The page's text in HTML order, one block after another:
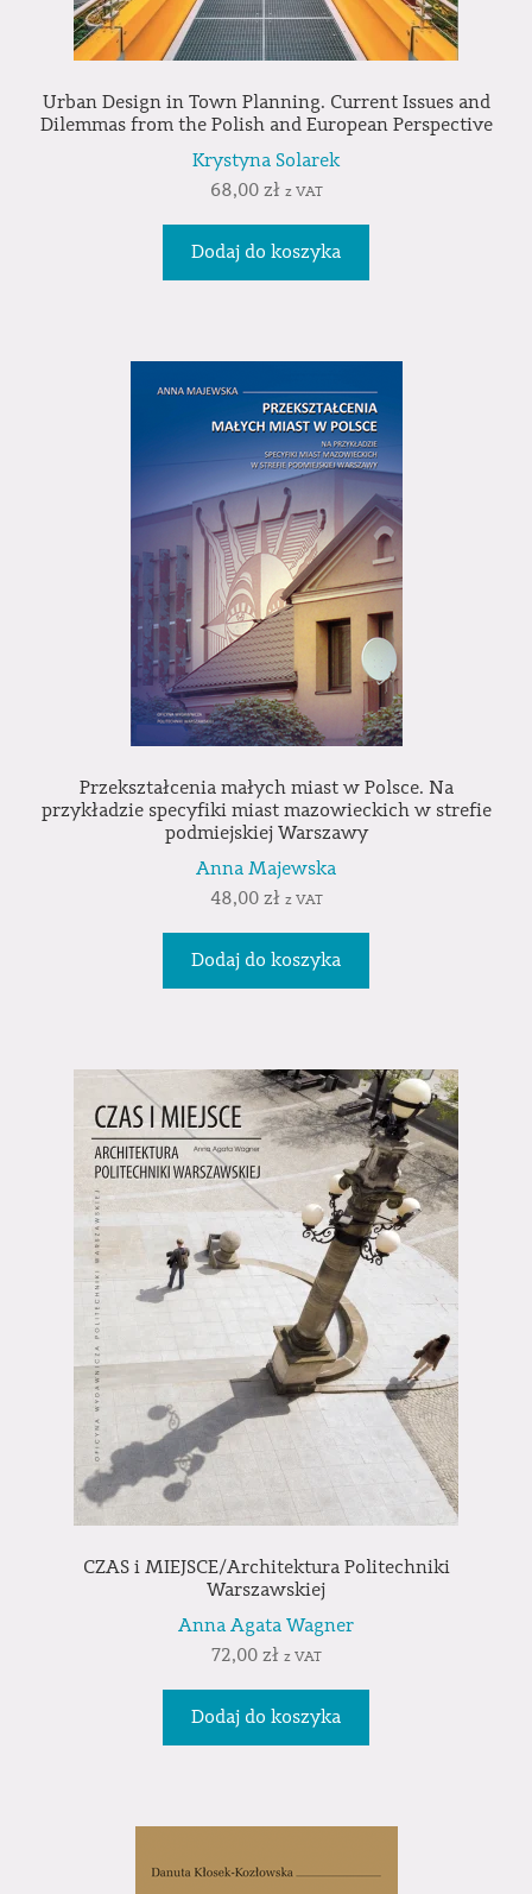
Urban Design in Town Planning. Current Issues and
Dilemmas from the Polish and European Perspective
Krystyna Solarek
68,00 zł z VAT
Dodaj do koszyka
Przekształcenia małych miast w Polsce. Na
przykładzie specyfiki miast mazowieckich w strefie
podmiejskiej Warszawy
Anna Majewska
48,00 zł z VAT
Dodaj do koszyka
CZAS i MIEJSCE/Architektura Politechniki
Warszawskiej
Anna Agata Wagner
72,00 zł z VAT
Dodaj do koszyka